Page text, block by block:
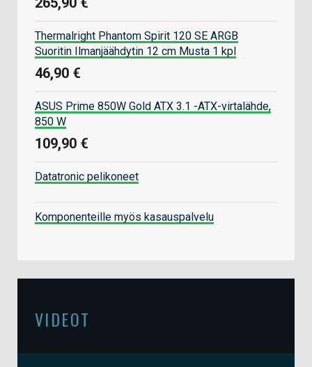
Thermalright Phantom Spirit 120 SE ARGB
Suoritin Ilmanjäähdytin 12 cm Musta 1 kpl
46,90 €
ASUS Prime 850W Gold ATX 3.1 -ATX-virtalähde,
850 W
109,90 €
Datatronic pelikoneet
Komponenteille myös kasauspalvelu
VIDEOT